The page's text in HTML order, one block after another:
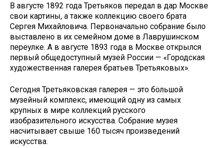
В августе 1892 года Третьяков передал в дар Москве
свои картины, а также коллекцию своего брата
Сергея Михайловича. Первоначально собрание было
выставлено в их семейном доме в Лаврушинском
переулке. А в августе 1893 года в Москве открылся
первый общедоступный музей России — «Городская
художественная галерея братьев Третьяковых».
Сегодня Третьяковская галерея — это большой
музейный комплекс, имеющий одну из самых
крупных в мире коллекций русского
изобразительного искусства. Собрание музея
насчитывает свыше 160 тысяч произведений
искусства.